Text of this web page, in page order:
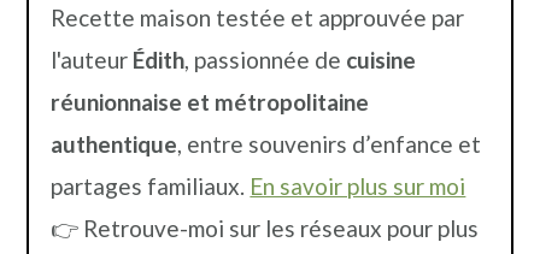
Recette maison testée et approuvée par
l'auteur Édith, passionnée de cuisine
réunionnaise et métropolitaine
authentique, entre souvenirs d’enfance et
partages familiaux. En savoir plus sur moi
👉 Retrouve-moi sur les réseaux pour plus